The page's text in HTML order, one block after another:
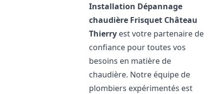
Installation Dépannage
chaudière Frisquet Château
Thierry est votre partenaire de
confiance pour toutes vos
besoins en matière de
chaudière. Notre équipe de
plombiers expérimentés est